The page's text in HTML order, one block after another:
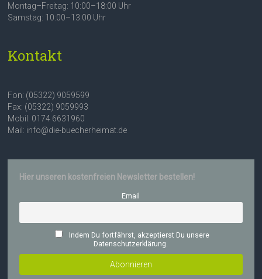
Montag–Freitag: 10:00–18:00 Uhr
Samstag: 10:00–13:00 Uhr
Kontakt
Fon: (05322) 9059599
Fax: (05322) 9059993
Mobil: 0174 6631960
Mail: info@die-buecherheimat.de
Hier unseren kostenfreien Newsletter bestellen!
Email
Indem Du fortfährst, akzeptierst Du unsere
Datenschutzerklärung.